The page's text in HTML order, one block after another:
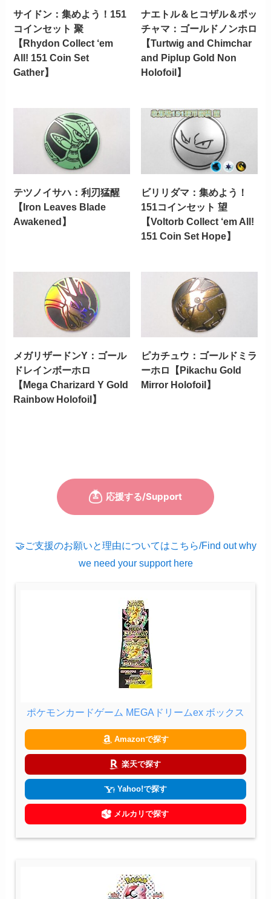
サイドン：集めよう！151
コインセット 聚
【Rhydon Collect ‘em
All! 151 Coin Set
Gather】
ナエトル＆ヒコザル＆ポッ
チャマ：ゴールドノンホロ
【Turtwig and Chimchar
and Piplup Gold Non
Holofoil】
テツノイサハ：利刃猛醒
【Iron Leaves Blade
Awakened】
ビリリダマ：集めよう！
151コインセット 望
【Voltorb Collect ‘em All!
151 Coin Set Hope】
メガリザードンY：ゴール
ドレインボーホロ
【Mega Charizard Y Gold
Rainbow Holofoil】
ピカチュウ：ゴールドミラ
ーホロ【Pikachu Gold
Mirror Holofoil】
🤝ご支援のお願いと理由についてはこちら/Find out why
we need your support here
ポケモンカードゲーム MEGAドリームex ボックス
Amazonで探す
楽天で探す
Yahoo!で探す
メルカリで探す